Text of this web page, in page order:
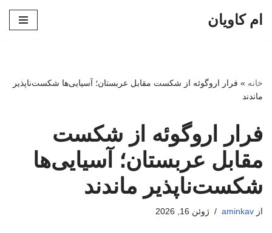
ام کاویان
خانه » فرار اروگوئه از شکست مقابل عربستان؛ آسیایی‌ها شکست‌ناپذیر
ماندند
فرار اروگوئه از شکست
مقابل عربستان؛ آسیایی‌ها
شکست‌ناپذیر ماندند
از aminkav ژوئن 16, 2026